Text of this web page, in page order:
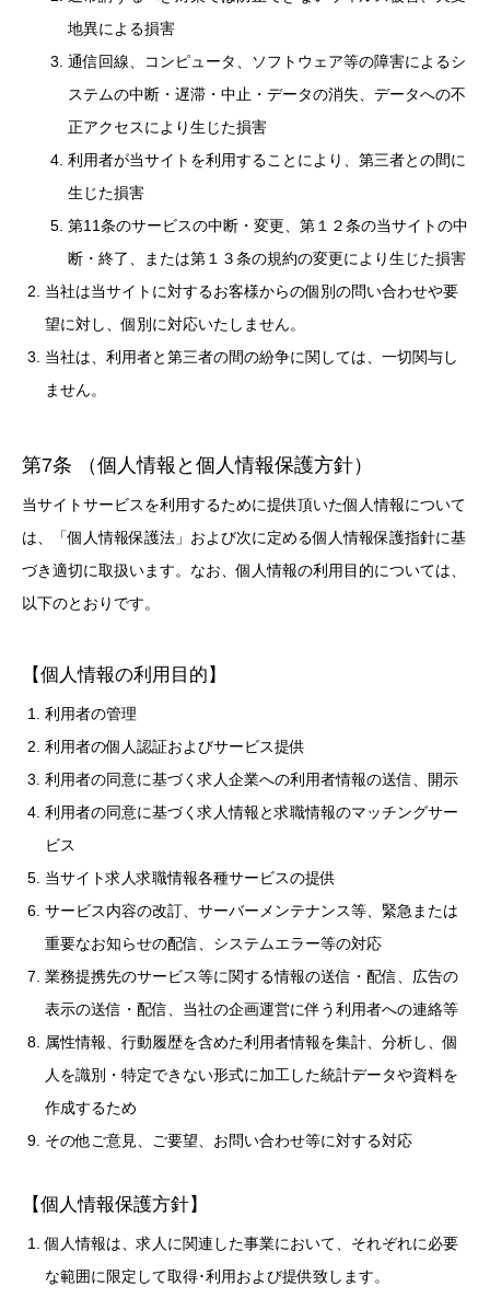
地異による損害
通信回線、コンピュータ、ソフトウェア等の障害によるシ
ステムの中断・遅滞・中止・データの消失、データへの不
正アクセスにより生じた損害
利用者が当サイトを利用することにより、第三者との間に
生じた損害
第11条のサービスの中断・変更、第１２条の当サイトの中
断・終了、または第１３条の規約の変更により生じた損害
当社は当サイトに対するお客様からの個別の問い合わせや要
望に対し、個別に対応いたしません。
当社は、利用者と第三者の間の紛争に関しては、一切関与し
ません。
第7条 （個人情報と個人情報保護方針）
当サイトサービスを利用するために提供頂いた個人情報について
は、「個人情報保護法」および次に定める個人情報保護指針に基
づき適切に取扱います。なお、個人情報の利用目的については、
以下のとおりです。
【個人情報の利用目的】
利用者の管理
利用者の個人認証およびサービス提供
利用者の同意に基づく求人企業への利用者情報の送信、開示
利用者の同意に基づく求人情報と求職情報のマッチングサー
ビス
当サイト求人求職情報各種サービスの提供
サービス内容の改訂、サーバーメンテナンス等、緊急または
重要なお知らせの配信、システムエラー等の対応
業務提携先のサービス等に関する情報の送信・配信、広告の
表示の送信・配信、当社の企画運営に伴う利用者への連絡等
属性情報、行動履歴を含めた利用者情報を集計、分析し、個
人を識別・特定できない形式に加工した統計データや資料を
作成するため
その他ご意見、ご要望、お問い合わせ等に対する対応
【個人情報保護方針】
個人情報は、求人に関連した事業において、それぞれに必要
な範囲に限定して取得･利用および提供致します。